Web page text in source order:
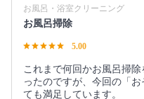
お風呂・浴室クリーニング
お風呂掃除
5.00
これまで何回かお風呂掃
ったのですが、今回の「
ても満足しています。